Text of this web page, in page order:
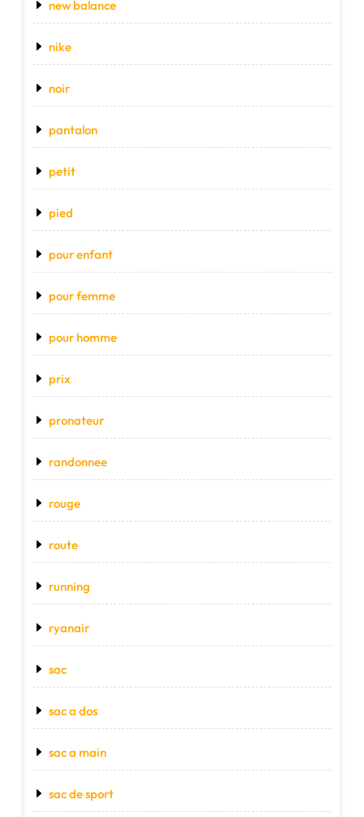
new balance
nike
noir
pantalon
petit
pied
pour enfant
pour femme
pour homme
prix
pronateur
randonnee
rouge
route
running
ryanair
sac
sac a dos
sac a main
sac de sport